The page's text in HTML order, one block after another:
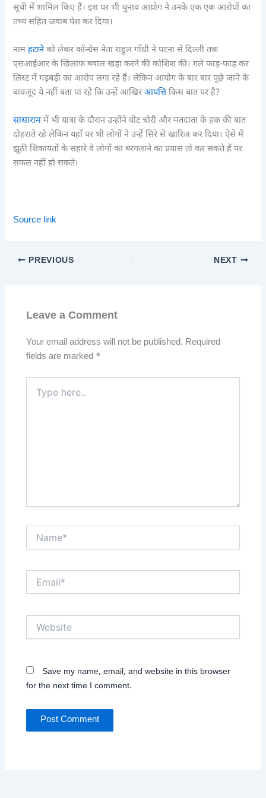
सूची में शामिल किए हैं। इश पर भी चुनाव आय़ोग ने उनके एक एक आरोपों का
तथ्य सहित जवाब पेश कर दिया।
नामहटानेको लेकर कॉन्ग्रेस नेता राहुल गाँधी ने पटना से दिल्ली तक
एसआईआर के खिलाफ बवाल खड़ा करने की कोशिश की। गले फाड़-फाड़ कर
लिस्ट में गड़बड़ी का आरोप लगा रहे हैं। लेकिन आयोग के बार बार पूछे जाने के
बावजूद ये नहीं बता पा रहे कि उन्हें आखिरआपत्तिकिस बात पर है?
सासाराम में भी यात्रा के दौरान उन्होंने वोट चोरी और मतदाता के हक की बात
दोहराते रहे लेकिन यहाँ पर भी लोगों ने उन्हें सिरे से खारिज कर दिया। ऐसे में
झूठी शिकायतों के सहारे वे लोगों का बरगलाने का प्रयास तो कर सकते हैं पर
सफल नहीं हो सकते।
Source link
PREVIOUS NEXT
Leave a Comment
Your email address will not be published. Required
fields are marked *
here..
Save my name, email, and website in this browser
for the next time I comment.